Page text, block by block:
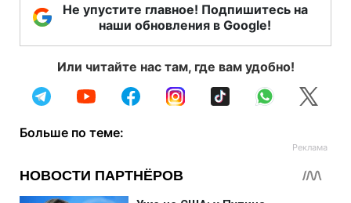
Не упустите главное! Подпишитесь на
наши обновления в Google!
Или читайте нас там, где вам удобно!
Больше по теме: